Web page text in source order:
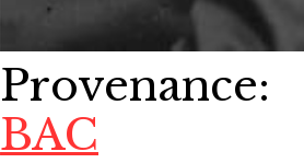
Provenance:
BAC